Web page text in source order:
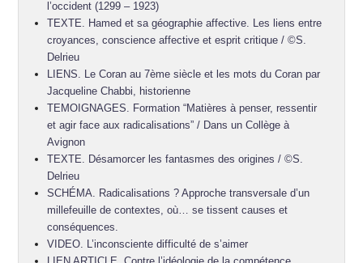
l’occident (1299 – 1923)
TEXTE. Hamed et sa géographie affective. Les liens entre
croyances, conscience affective et esprit critique / ©S.
Delrieu
LIENS. Le Coran au 7ème siècle et les mots du Coran par
Jacqueline Chabbi, historienne
TEMOIGNAGES. Formation “Matières à penser, ressentir
et agir face aux radicalisations” / Dans un Collège à
Avignon
TEXTE. Désamorcer les fantasmes des origines / ©S.
Delrieu
SCHÉMA. Radicalisations ? Approche transversale d’un
millefeuille de contextes, où… se tissent causes et
conséquences.
VIDEO. L’inconsciente difficulté de s’aimer